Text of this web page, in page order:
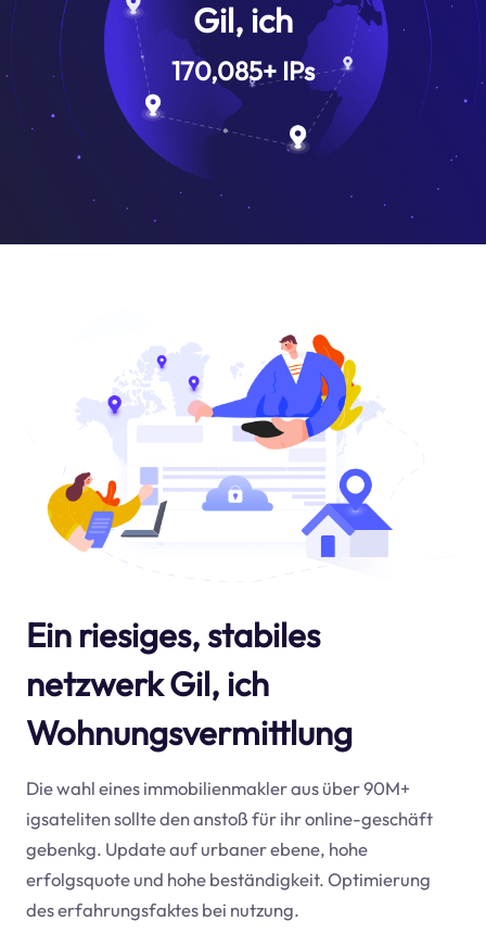
Gil, ich
170,085+ IPs
Ein riesiges, stabiles
netzwerk Gil, ich
Wohnungsvermittlung
Die wahl eines immobilienmakler aus über 90M+
igsateliten sollte den anstoß für ihr online-geschäft
gebenkg. Update auf urbaner ebene, hohe
erfolgsquote und hohe beständigkeit. Optimierung
des erfahrungsfaktes bei nutzung.